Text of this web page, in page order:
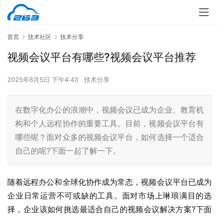
首页 技术社区 技术分享
视频会议平台有哪些?视频会议平台推荐
2025年6月5日 下午4:43 技术分享
在数字化办公的浪潮中，视频会议已成为企业、教育机
构和个人远程协作的重要工具。目前，视频会议平台有
哪些呢？面对众多的视频会议平台，如何选择一个适合
自己的呢?下面一起了解一下。
随着远程办公和全球化协作成为常态，视频会议平台已成为
企业日常运营不可或缺的工具。面对市场上琳琅满目的选
择，企业该如何挑选最适合自己的视频会议解决方案?下面